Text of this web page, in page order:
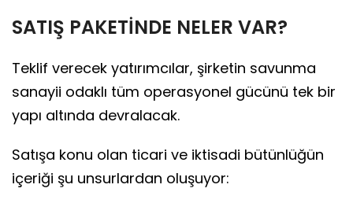
SATIŞ PAKETİNDE NELER VAR?
Teklif verecek yatırımcılar, şirketin savunma
sanayii odaklı tüm operasyonel gücünü tek bir
yapı altında devralacak.
Satışa konu olan ticari ve iktisadi bütünlüğün
içeriği şu unsurlardan oluşuyor: